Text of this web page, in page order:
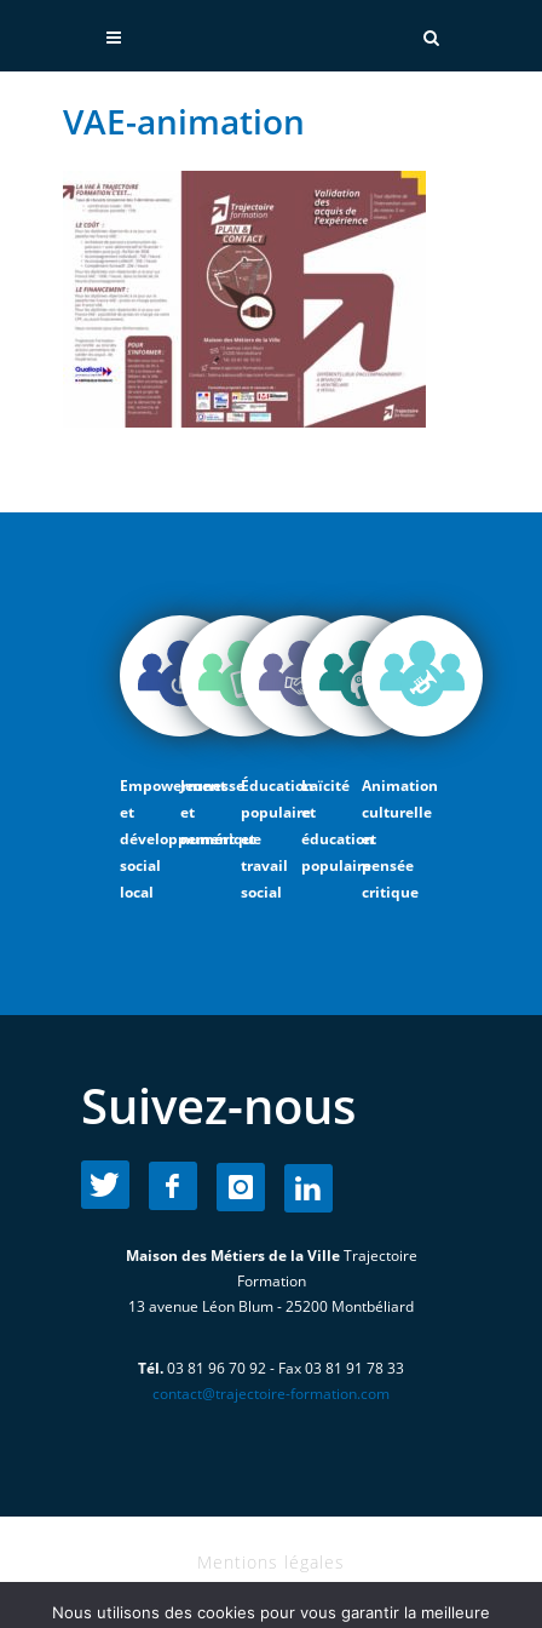
VAE-animation
Empowerment
et
développement
social
local
Jeunesse
et
numérique
Éducation
populaire
et
travail
social
Laïcité
et
éducation
populaire
Animation
culturelle
et
pensée
critique
Suivez-nous
Maison des Métiers de la VilleTrajectoire
Formation
13 avenue Léon Blum - 25200 Montbéliard
Tél.03 81 96 70 92 - Fax 03 81 91 78 33
contact@trajectoire-formation.com
Mentions légales
FORMATION tous droits réservés I
Nous utilisons des cookies pour vous garantir la meilleure